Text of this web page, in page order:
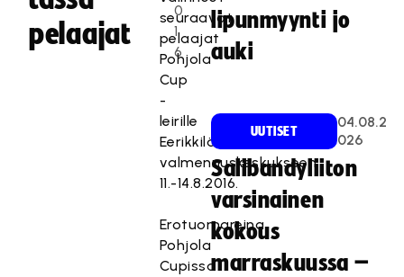
pelaajat
0
1
6
seuraavat
pelaajat
Pohjola
Cup
-
leirille
Eerikkilän
valmennuskeskukseen
11.-14.8.2016.
Erotuomareina
Pohjola
Cupissa
lipunmyynti jo
auki
UUTISET
04.08.2
026
Salibandyliiton
varsinainen
kokous
marraskuussa –